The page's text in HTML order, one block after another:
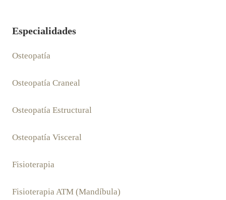
Especialidades
Osteopatía
Osteopatía Craneal
Osteopatía Estructural
Osteopatía Visceral
Fisioterapia
Fisioterapia ATM (Mandíbula)